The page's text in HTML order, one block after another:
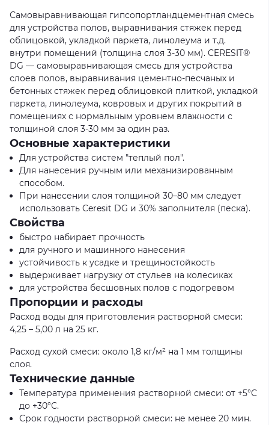
Самовыравнивающая гипсопортландцементная смесь
для устройства полов, выравнивания стяжек перед
облицовкой, укладкой паркета, линолеума и т.д.
внутри помещений (толщина слоя 3-30 мм). CERESIT®
DG — самовыравнивающая смесь для устройства
слоев полов, выравнивания цементно-песчаных и
бетонных стяжек перед облицовкой плиткой, укладкой
паркета, линолеума, ковровых и других покрытий в
помещениях с нормальным уровнем влажности с
толщиной слоя 3-30 мм за один раз.
Основные характеристики
Для устройства систем "теплый пол".
Для нанесения ручным или механизированным
способом.
При нанесении слоя толщиной 30–80 мм следует
использовать Ceresit DG и 30% заполнителя (песка).
Свойства
быстро набирает прочность
для ручного и машинного нанесения
устойчивость к усадке и трещиностойкость
выдерживает нагрузку от стульев на колесиках
для устройства бесшовных полов с подогревом
Пропорции и расходы
Расход воды для приготовления растворной смеси:
4,25 – 5,00 л на 25 кг.
Расход сухой смеси: около 1,8 кг/м² на 1 мм толщины
слоя.
Технические данные
Температура применения растворной смеси: от +5°С
до +30°С.
Срок годности растворной смеси: не менее 20 мин.